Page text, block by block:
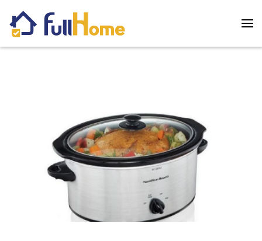
Skip to main content